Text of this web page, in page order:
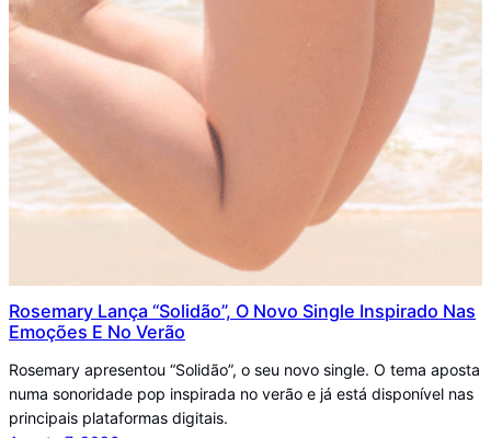
Rosemary Lança “Solidão”, O Novo Single Inspirado Nas
Emoções E No Verão
Rosemary apresentou “Solidão”, o seu novo single. O tema aposta
numa sonoridade pop inspirada no verão e já está disponível nas
principais plataformas digitais.